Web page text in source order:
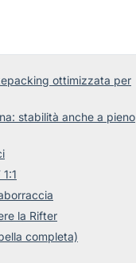
ottimizzata per
stabilità anche a pieno
la Rifter
completa)